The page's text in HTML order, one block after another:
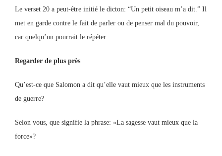
Le verset 20 a peut-être initié le dicton: “Un petit oiseau m’a dit.” Il
met en garde contre le fait de parler ou de penser mal du pouvoir,
car quelqu’un pourrait le répéter.
Regarder de plus près
Qu’est-ce que Salomon a dit qu’elle vaut mieux que les instruments
de guerre?
Selon vous, que signifie la phrase: «La sagesse vaut mieux que la
force»?